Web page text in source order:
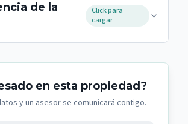
de la
Click para
cargar
en esta propiedad?
y un asesor se comunicará contigo.